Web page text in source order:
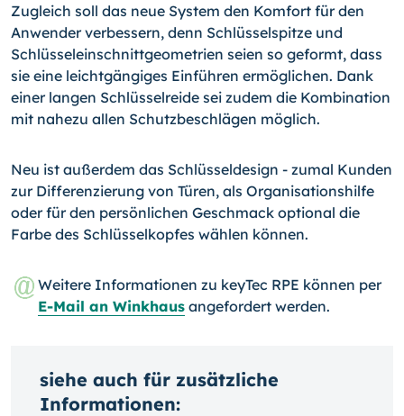
Zugleich soll das neue System den Komfort für den
Anwender verbessern, denn Schlüsselspitze und
Schlüsseleinschnittgeometrien seien so geformt, dass
sie eine leichtgängiges Einführen ermöglichen. Dank
einer langen Schlüsselreide sei zudem die Kombination
mit nahezu allen Schutzbeschlägen möglich.
Neu ist außerdem das Schlüsseldesign - zumal Kunden
zur Differenzierung von Türen, als Organisationshilfe
oder für den persönlichen Geschmack optional die
Farbe des Schlüsselkopfes wählen können.
Weitere Informationen zu keyTec RPE können per
E-Mail an Winkhaus angefordert werden.
siehe auch für zusätzliche
Informationen: